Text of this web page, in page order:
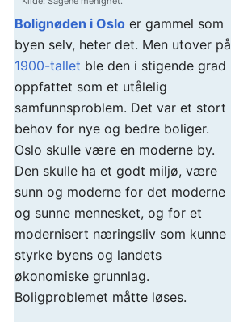
Bolignøden i Oslo er gammel som
byen selv, heter det. Men utover på
1900-tallet ble den i stigende grad
oppfattet som et utålelig
samfunnsproblem. Det var et stort
behov for nye og bedre boliger.
Oslo skulle være en moderne by.
Den skulle ha et godt miljø, være
sunn og moderne for det moderne
og sunne mennesket, og for et
modernisert næringsliv som kunne
styrke byens og landets
økonomiske grunnlag.
Boligproblemet måtte løses.